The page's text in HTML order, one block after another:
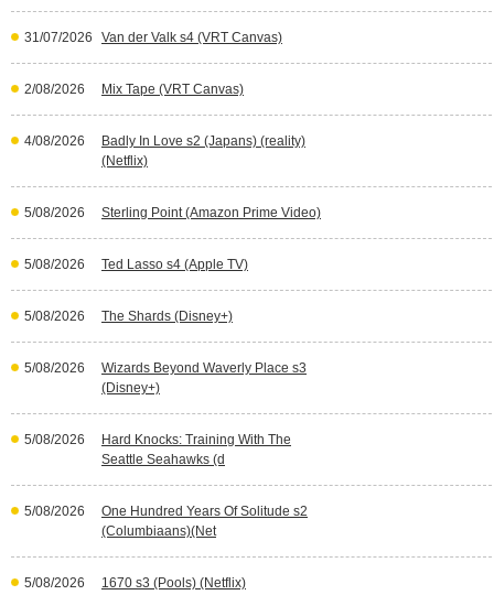
31/07/2026 Van der Valk s4 (VRT Canvas)
2/08/2026 Mix Tape (VRT Canvas)
4/08/2026
Badly In Love s2 (Japans) (reality)
(Netflix)
5/08/2026 Sterling Point (Amazon Prime Video)
5/08/2026 Ted Lasso s4 (Apple TV)
5/08/2026 The Shards (Disney+)
5/08/2026
Wizards Beyond Waverly Place s3
(Disney+)
5/08/2026
Hard Knocks: Training With The
Seattle Seahawks (d
5/08/2026
One Hundred Years Of Solitude s2
(Columbiaans)(Net
5/08/2026 1670 s3 (Pools) (Netflix)